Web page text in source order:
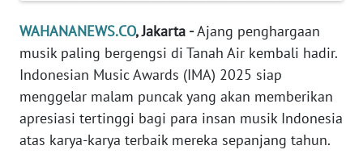
WAHANANEWS.CO, Jakarta -Ajang penghargaan
musik paling bergengsi di Tanah Air kembali hadir.
Indonesian Music Awards (IMA) 2025 siap
menggelar malam puncak yang akan memberikan
apresiasi tertinggi bagi para insan musik Indonesia
atas karya-karya terbaik mereka sepanjang tahun.
Informasi
INDEKS
KONTAK
KAMI